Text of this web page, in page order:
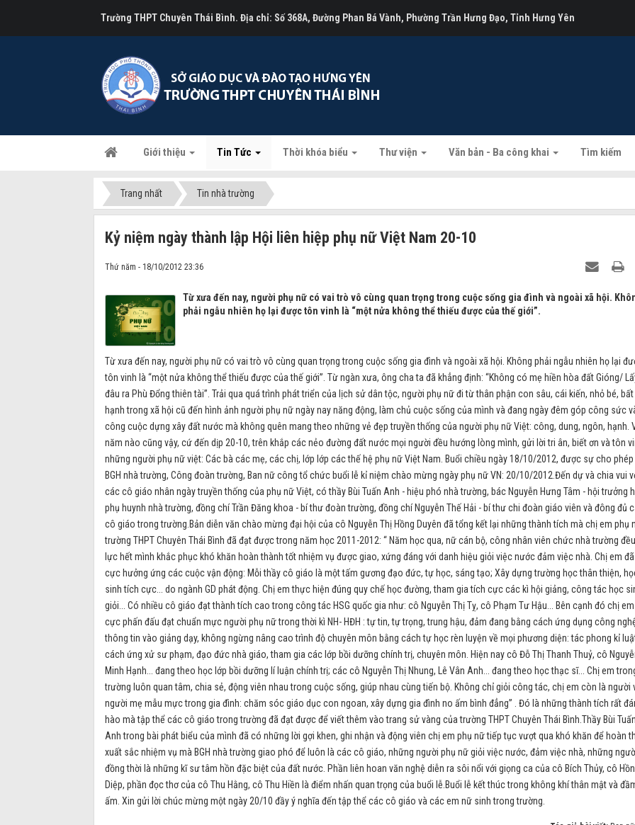
Giới thiệu Tin Tức Thời khóa biểu Thư viện Văn bản - Ba công khai Tìm kiếm
Trường THPT Chuyên Thái Bình. Địa chỉ: Số 368A, Đường Phan Bá Vành, Phường Trần Hưng Đạo, Tỉnh Hưng Yên
Trang nhất Tin nhà trường
Kỷ niệm ngày thành lập Hội liên hiệp phụ nữ Việt Nam 20-10
Thứ năm - 18/10/2012 23:36
Từ xưa đến nay, người phụ nữ có vai trò vô cùng quan trọng trong cuộc sống gia đình và ngoài xã hội.
phải ngẫu nhiên họ lại được tôn vinh là “một nửa không thể thiếu được của thế giới”.
Từ xưa đến nay, người phụ nữ có vai trò vô cùng quan trọng trong cuộc sống gia đình và ngoài xã hội. Không phải ngẫu nhiên họ lại
tôn vinh là “một nửa không thể thiếu được của thế giới”. Từ ngàn xưa, ông cha ta đã khẳng định: “Không có mẹ hiền hòa đất Gióng/
đâu ra Phù Đổng thiên tài”. Trải qua quá trình phát triển của lịch sử dân tộc, người phụ nữ đi từ thân phận con sâu, cái kiến, nhỏ bé, bất
hạnh trong xã hội cũ đến hình ảnh người phụ nữ ngày nay năng động, làm chủ cuộc sống của mình và đang ngày đêm góp công sức
công cuộc dựng xây đất nước mà không quên mang theo những vẻ đẹp truyền thống của người phụ nữ Việt: công, dung, ngôn, hạnh.
năm nào cũng vậy, cứ đến dịp 20-10, trên khắp các nẻo đường đất nước mọi người đều hướng lòng mình, gửi lời tri ân, biết ơn và tôn
những người phụ nữ việt: Các bà các mẹ, các chị, lớp lớp các thế hệ phụ nữ Việt Nam. Buổi chiều ngày 18/10/2012, được sự cho
BGH nhà trường, Công đoàn trường, Ban nữ công tổ chức buổi lễ kỉ niệm chào mừng ngày phụ nữ VN: 20/10/2012.Đến dự và chia vui
các cô giáo nhân ngày truyền thống của phụ nữ Việt, có thầy Bùi Tuấn Anh - hiệu phó nhà trường, bác Nguyễn Hưng Tâm - hội trưởng
phụ huynh nhà trường, đồng chí Trần Đăng khoa - bí thư đoàn trường, đồng chí Nguyễn Thế Hải - bí thư chi đoàn giáo viên và đông đủ
cô giáo trong trường.Bản diễn văn chào mừng đại hội của cô Nguyễn Thị Hồng Duyên đã tổng kết lại những thành tích mà chị em phụ
trường THPT Chuyên Thái Bình đã đạt được trong năm học 2011-2012: “ Năm học qua, nữ cán bộ, công nhân viên chức nhà trường
lực hết mình khắc phục khó khăn hoàn thành tốt nhiệm vụ được giao, xứng đáng với danh hiệu giỏi việc nước đảm việc nhà. Chị em
cực hưởng ứng các cuộc vận động: Mỗi thầy cô giáo là một tấm gương đạo đức, tự học, sáng tạo; Xây dựng trường học thân thiện,
sinh tích cực... do ngành GD phát động. Chị em thực hiện đúng quy chế học đường, tham gia tích cực các kì hội giảng, công tác học
giỏi... Có nhiều cô giáo đạt thành tích cao trong công tác HSG quốc gia như: cô Nguyễn Thị Tỵ, cô Phạm Tư Hậu... Bên cạnh đó chị
cực phấn đấu đạt chuẩn mực người phụ nữ trong thời kì NH- HĐH : tự tin, tự trọng, trung hậu, đảm đang bằng cách ứng dụng công
thông tin vào giảng dạy, không ngừng nâng cao trình độ chuyên môn bằng cách tự học rèn luyện về mọi phương diện: tác phong kỉ
cách ứng xử sư phạm, đạo đức nhà giáo, tham gia các lớp bồi dưỡng chính trị, chuyên môn. Hiện nay cô Đỗ Thị Thanh Thuỷ, cô
Minh Hạnh... đang theo học lớp bồi dưỡng lí luận chính trị; các cô Nguyễn Thị Nhung, Lê Vân Anh... đang theo học thạc sĩ... Chị em
trường luôn quan tâm, chia sẻ, động viên nhau trong cuộc sống, giúp nhau cùng tiến bộ. Không chỉ giỏi công tác, chị em còn là người
người mẹ mẫu mực trong gia đình: chăm sóc giáo dục con ngoan, xây dựng gia đình no ấm bình đẳng” . Đó là những thành tích rất
hào mà tập thể các cô giáo trong trường đã đạt được để viết thêm vào trang sử vàng của trường THPT Chuyên Thái Bình.Thầy Bùi
Anh trong bài phát biểu của mình đã có những lời gợi khen, ghi nhận và động viên chị em phụ nữ tiếp tục vượt qua khó khăn để hoàn
xuất sắc nhiệm vụ mà BGH nhà trường giao phó để luôn là các cô giáo, những người phụ nữ giỏi việc nước, đảm việc nhà, những
đồng thời là những kĩ sư tâm hồn đặc biệt của đất nước. Phần liên hoan văn nghệ diễn ra sôi nổi với giọng ca của cô Bích Thủy, cô
Diệp, phần đọc thơ của cô Thu Hằng, cô Thu Hiền là điểm nhấn quan trọng của buổi lễ.Buổi lễ kết thúc trong không khí thân mật và
ấm. Xin gửi lời chúc mừng một ngày 20/10 đầy ý nghĩa đến tập thể các cô giáo và các em nữ sinh trong trường.